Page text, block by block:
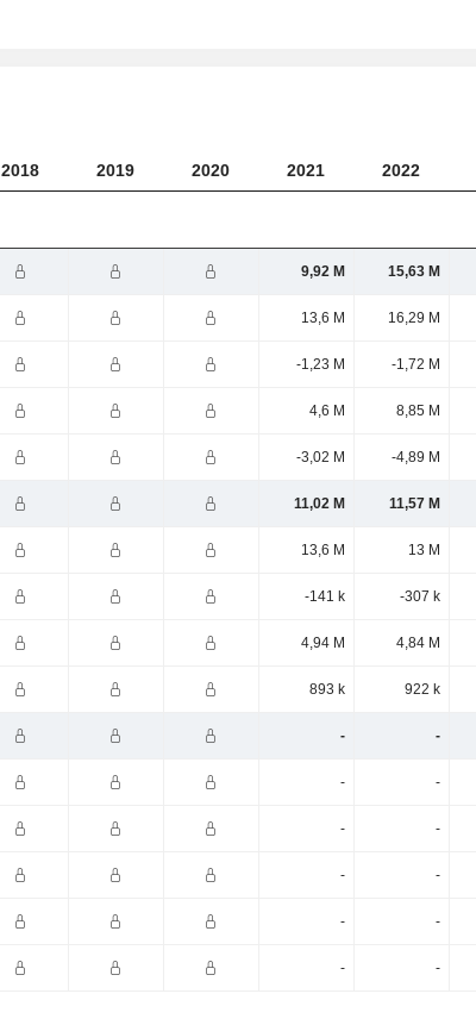
2018 2019 2020 2021 2022
9,92 M 15,63 M
13,6 M 16,29 M
-1,23 M -1,72 M
4,6 M 8,85 M
-3,02 M -4,89 M
11,02 M 11,57 M
13,6 M 13 M
-141 k -307 k
4,94 M 4,84 M
893 k 922 k
- -
- -
- -
- -
- -
- -